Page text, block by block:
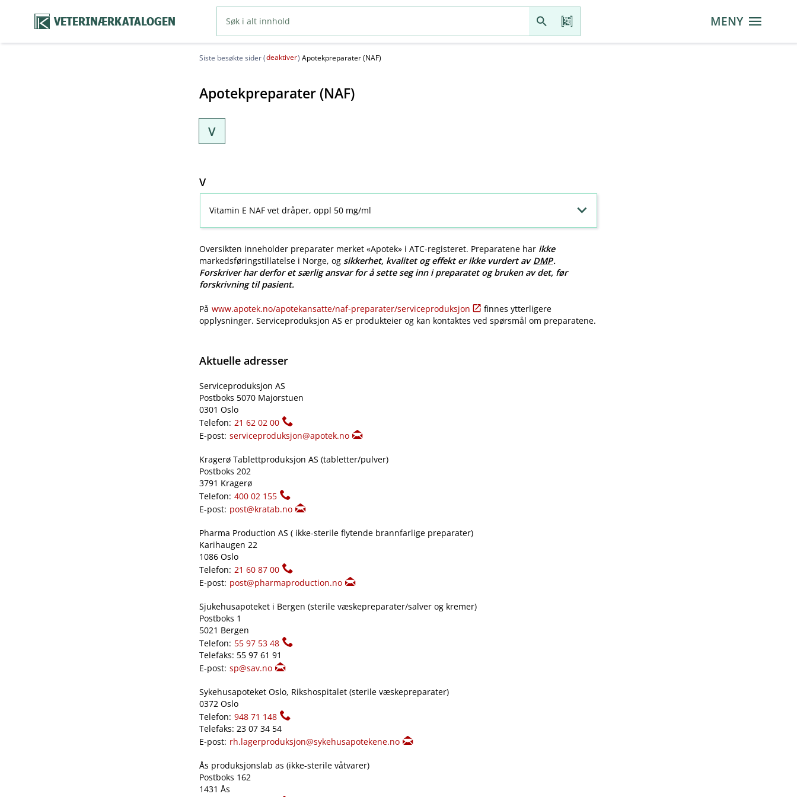
VETERINÆRKATALOGEN MENY
Siste besøkte sider (deaktiver) Apotekpreparater (NAF)
Apotekpreparater (NAF)
V
V
Vitamin E NAF vet dråper, oppl 50 mg/ml
Oversikten inneholder preparater merket «Apotek» i ATC-registeret. Preparatene har ikke
markedsføringstillatelse i Norge, ogsikkerhet, kvalitet og effekt er ikke vurdert av DMP.
Forskriver har derfor et særlig ansvar for å sette seg inn i preparatet og bruken av det, før
forskrivning til pasient.
På www.apotek.no​/​apotekansatte​/​naf-preparater​/​serviceproduksjon
finnes ytterligere
opplysninger. Serviceproduksjon AS er produkteier og kan kontaktes ved spørsmål om preparatene.
Aktuelle adresser
Serviceproduksjon AS
Postboks 5070 Majorstuen
0301 Oslo
Telefon: 21 62 02 00
E-post: serviceproduksjon@apotek.no
Kragerø Tablettproduksjon AS (tabletter​/​pulver)
Postboks 202
3791 Kragerø
Telefon: 400 02 155
E-post: post@kratab.no
Pharma Production AS ( ikke-sterile flytende brannfarlige preparater)
Karihaugen 22
1086 Oslo
Telefon: 21 60 87 00
E-post: post@pharmaproduction.no
Sjukehusapoteket i Bergen (sterile væskepreparater​/​salver og kremer)
Postboks 1
5021 Bergen
Telefon: 55 97 53 48
Telefaks: 55 97 61 91
E-post: sp@sav.no
Sykehusapoteket Oslo, Rikshospitalet (sterile væskepreparater)
0372 Oslo
Telefon: 948 71 148
Telefaks: 23 07 34 54
E-post: rh.lagerproduksjon@sykehusapotekene.no
Ås produksjonslab as (ikke-sterile våtvarer)
Postboks 162
1431 Ås